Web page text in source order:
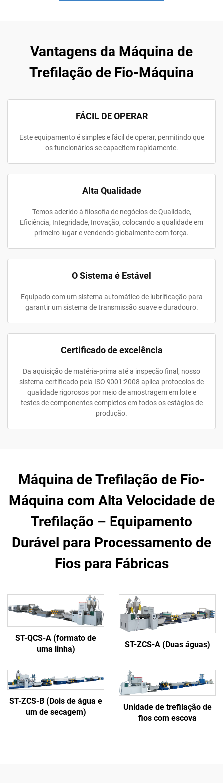
Vantagens da Máquina de
Trefilação de Fio-Máquina
FÁCIL DE OPERAR
Este equipamento é simples e fácil de operar, permitindo que
os funcionários se capacitem rapidamente.
Alta Qualidade
Temos aderido à filosofia de negócios de Qualidade,
Eficiência, Integridade, Inovação, colocando a qualidade em
primeiro lugar e vendendo globalmente com força.
O Sistema é Estável
Equipado com um sistema automático de lubrificação para
garantir um sistema de transmissão suave e duradouro.
Certificado de excelência
Da aquisição de matéria-prima até a inspeção final, nosso
sistema certificado pela ISO 9001:2008 aplica protocolos de
qualidade rigorosos por meio de amostragem em lote e
testes de componentes completos em todos os estágios de
produção.
Máquina de Trefilação de Fio-
Máquina com Alta Velocidade de
Trefilação – Equipamento
Durável para Processamento de
Fios para Fábricas
ST-QCS-A (formato de
uma linha)
ST-ZCS-A (Duas águas)
ST-ZCS-B (Dois de água e
um de secagem)
Unidade de trefilação de
fios com escova